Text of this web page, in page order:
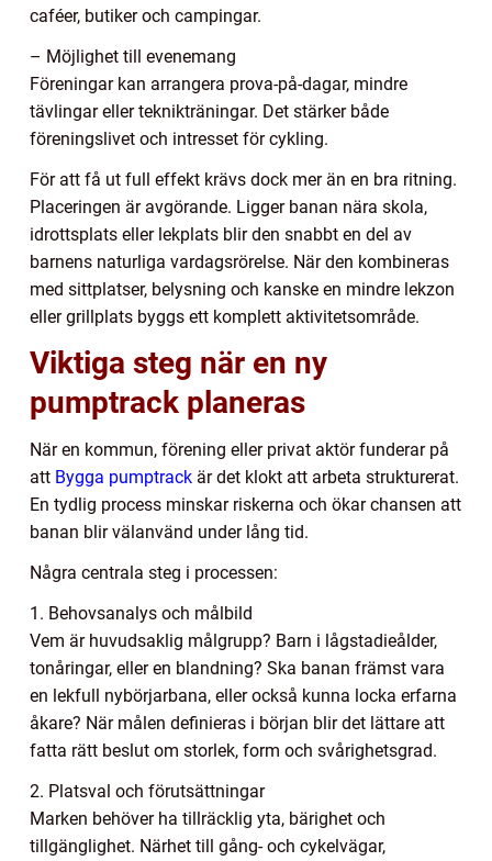
caféer, butiker och campingar.
– Möjlighet till evenemang
Föreningar kan arrangera prova-på-dagar, mindre
tävlingar eller teknikträningar. Det stärker både
föreningslivet och intresset för cykling.
För att få ut full effekt krävs dock mer än en bra ritning.
Placeringen är avgörande. Ligger banan nära skola,
idrottsplats eller lekplats blir den snabbt en del av
barnens naturliga vardagsrörelse. När den kombineras
med sittplatser, belysning och kanske en mindre lekzon
eller grillplats byggs ett komplett aktivitetsområde.
Viktiga steg när en ny
pumptrack planeras
När en kommun, förening eller privat aktör funderar på
att Bygga pumptrack är det klokt att arbeta strukturerat.
En tydlig process minskar riskerna och ökar chansen att
banan blir välanvänd under lång tid.
Några centrala steg i processen:
1. Behovsanalys och målbild
Vem är huvudsaklig målgrupp? Barn i lågstadieålder,
tonåringar, eller en blandning? Ska banan främst vara
en lekfull nybörjarbana, eller också kunna locka erfarna
åkare? När målen definieras i början blir det lättare att
fatta rätt beslut om storlek, form och svårighetsgrad.
2. Platsval och förutsättningar
Marken behöver ha tillräcklig yta, bärighet och
tillgänglighet. Närhet till gång- och cykelvägar,